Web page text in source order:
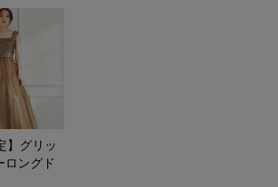
】グリッ
ロングド